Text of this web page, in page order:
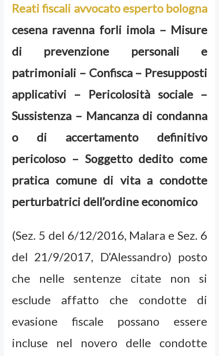
Reati fiscali avvocato esperto bologna
cesena ravenna forli imola – Misure
di prevenzione personali e
patrimoniali – Confisca – Presupposti
applicativi – Pericolosità sociale –
Sussistenza – Mancanza di condanna
o di accertamento definitivo
pericoloso – Soggetto dedito come
pratica comune di vita a condotte
perturbatrici dell’ordine economico
(Sez. 5 del 6/12/2016, Malara e Sez. 6
del 21/9/2017, D’Alessandro) posto
che nelle sentenze citate non si
esclude affatto che condotte di
evasione fiscale possano essere
incluse nel novero delle condotte